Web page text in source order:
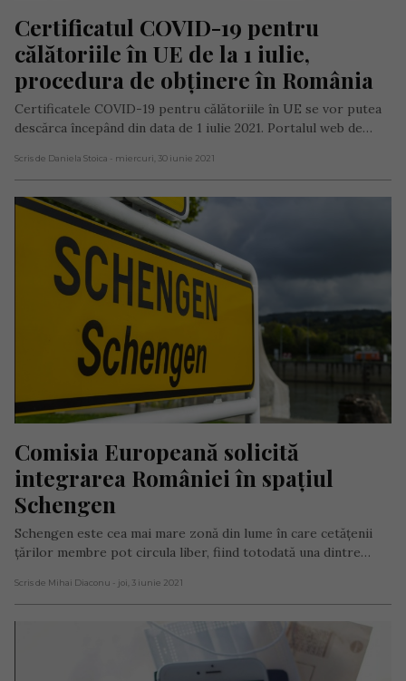
Certificatul COVID-19 pentru
călătoriile în UE de la 1 iulie,
procedura de obținere în România
Certificatele COVID-19 pentru călătoriile în UE se vor putea
descărca începând din data de 1 iulie 2021. Portalul web de…
Scris de Daniela Stoica - miercuri, 30 iunie 2021
Comisia Europeană solicită
integrarea României în spațiul
Schengen
Schengen este cea mai mare zonă din lume în care cetățenii
țărilor membre pot circula liber, fiind totodată una dintre…
Scris de Mihai Diaconu - joi, 3 iunie 2021